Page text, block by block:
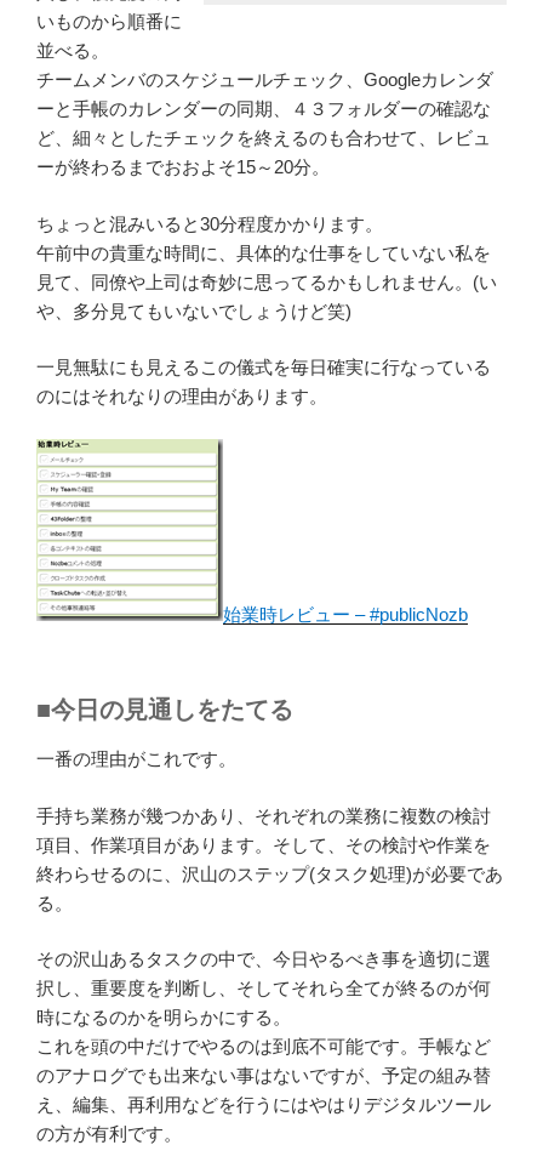
いものから順番に
並べる。
チームメンバのスケジュールチェック、Googleカレンダ
ーと手帳のカレンダーの同期、４３フォルダーの確認な
ど、細々としたチェックを終えるのも合わせて、レビュ
ーが終わるまでおおよそ15～20分。
ちょっと混みいると30分程度かかります。
午前中の貴重な時間に、具体的な仕事をしていない私を
見て、同僚や上司は奇妙に思ってるかもしれません。(い
や、多分見てもいないでしょうけど笑)
一見無駄にも見えるこの儀式を毎日確実に行なっている
のにはそれなりの理由があります。
始業時レビュー – #publicNozbe
■今日の見通しをたてる
一番の理由がこれです。
手持ち業務が幾つかあり、それぞれの業務に複数の検討
項目、作業項目があります。そして、その検討や作業を
終わらせるのに、沢山のステップ(タスク処理)が必要であ
る。
その沢山あるタスクの中で、今日やるべき事を適切に選
択し、重要度を判断し、そしてそれら全てが終るのが何
時になるのかを明らかにする。
これを頭の中だけでやるのは到底不可能です。手帳など
のアナログでも出来ない事はないですが、予定の組み替
え、編集、再利用などを行うにはやはりデジタルツール
の方が有利です。